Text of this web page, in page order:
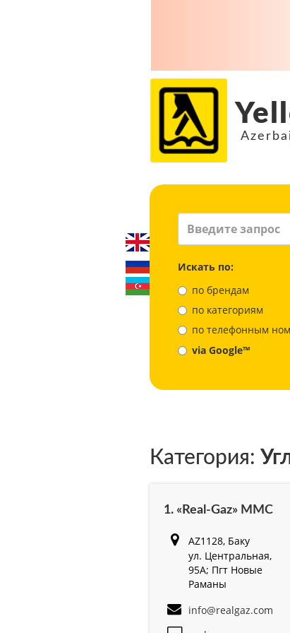
Искать по:
по брендам
по категориям
по телефонным
via Google™
Категория:
1. «Real-Gaz» MMC
AZ1128, Баку
ул. Центральная,
95A; Пгт Новые
Раманы
info@realgaz.com